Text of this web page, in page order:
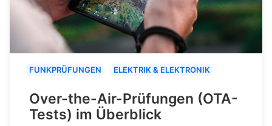
FUNKPRÜFUNGEN ELEKTRIK & ELEKTRONIK
Over-the-Air-Prüfungen (OTA-
Tests) im Überblick